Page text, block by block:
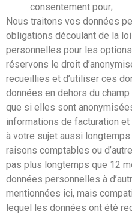
consentement pour;
Nous traitons vos données
obligations découlant de la
personnelles pour les
réservons le droit
recueillies et d’utiliser ces
données en dehors du
que si elles sont
informations de facturation
à votre sujet aussi
raisons comptables ou
pas plus longtemps que 12
données personnelles à
mentionnées ici, mais
lequel les données ont été